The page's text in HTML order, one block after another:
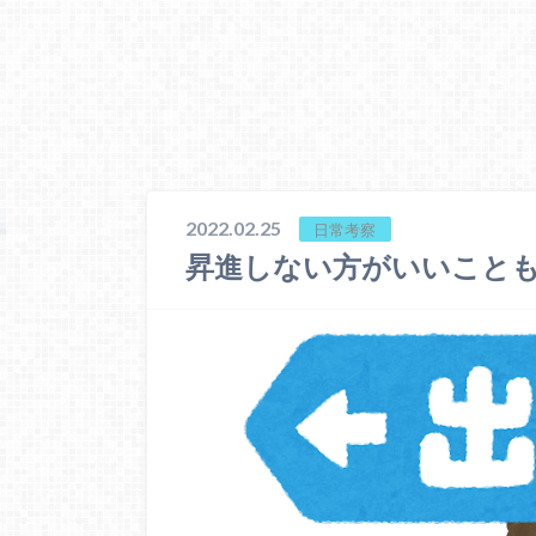
2022.02.25 日常考察
昇進しない方がいいこと